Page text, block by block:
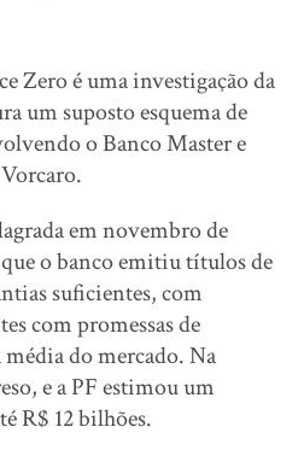
Zero é uma investigação da
um suposto esquema de
o Banco Master e
em novembro de
o banco emitiu títulos de
suficientes, com
com promessas de
do mercado. Na
e a PF estimou um
R$ 12 bilhões.